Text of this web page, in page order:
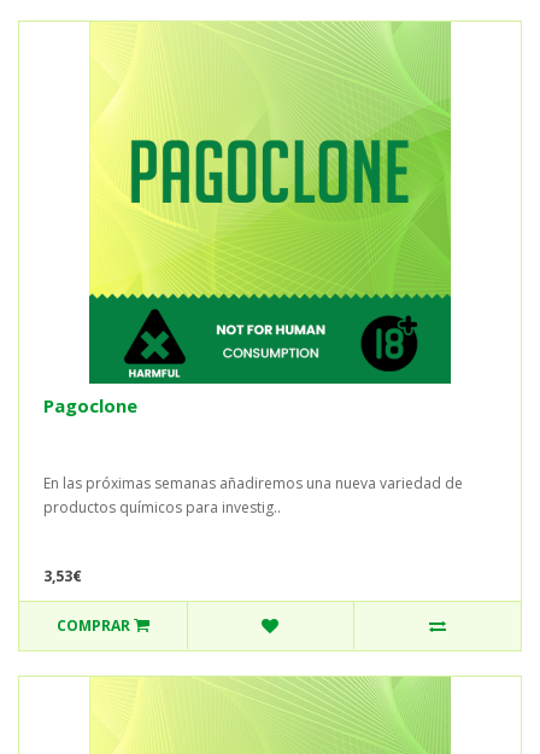
Pagoclone
En las próximas semanas añadiremos una nueva variedad de
productos químicos para investig..
3,53€
COMPRAR